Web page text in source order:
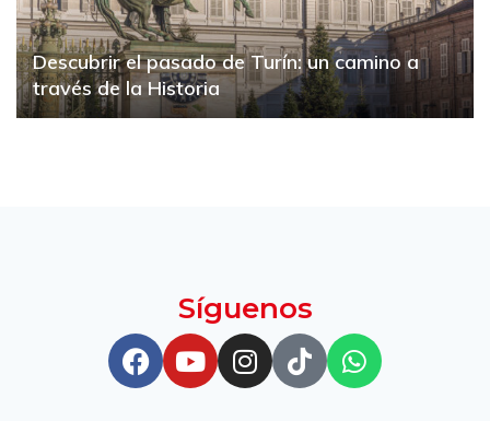
Descubrir el pasado de Turín: un camino a
través de la Historia
Síguenos